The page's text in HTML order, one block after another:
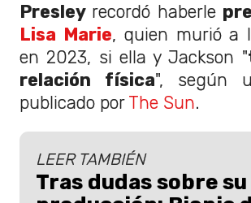
Presley recordó haberle
Lisa Marie, quien murió a
en 2023, si ella y Jackson "
relación física", según
publicado por The Sun.
LEER TAMBIÉN
Tras dudas sobre su